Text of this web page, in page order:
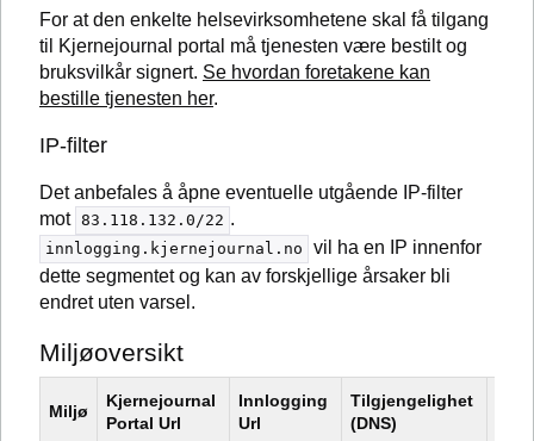
For at den enkelte helsevirksomhetene skal få tilgang
til Kjernejournal portal må tjenesten være bestilt og
bruksvilkår signert. Se hvordan foretakene kan
bestille tjenesten her.
IP-filter
Det anbefales å åpne eventuelle utgående IP-filter
mot 83.118.132.0/22 .
innlogging.kjernejournal.no
vil ha en IP innenfor
dette segmentet og kan av forskjellige årsaker bli
endret uten varsel.
Miljøoversikt
Miljø
Kjernejournal
Portal Url
Innlogging
Url
Tilgjengelighet
(DNS)